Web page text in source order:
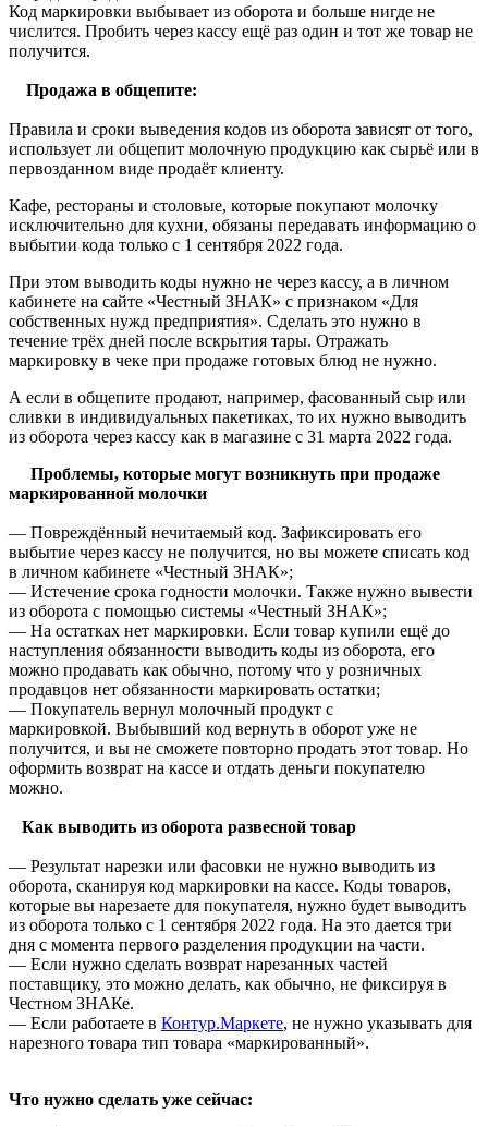
Код маркировки выбывает из оборота и больше нигде не
числится. Пробить через кассу ещё раз один и тот же товар не
получится.
Продажа в общепите:
Правила и сроки выведения кодов из оборота зависят от того,
использует ли общепит молочную продукцию как сырьё или в
первозданном виде продаёт клиенту.
Кафе, рестораны и столовые, которые покупают молочку
исключительно для кухни, обязаны передавать информацию о
выбытии кода только с 1 сентября 2022 года.
При этом выводить коды нужно не через кассу, а в личном
кабинете на сайте «Честный ЗНАК» с признаком «Для
собственных нужд предприятия». Сделать это нужно в
течение трёх дней после вскрытия тары. Отражать
маркировку в чеке при продаже готовых блюд не нужно.
А если в общепите продают, например, фасованный сыр или
сливки в индивидуальных пакетиках, то их нужно выводить
из оборота через кассу как в магазине с 31 марта 2022 года.
Проблемы, которые могут возникнуть при продаже
маркированной молочки
— Повреждённый нечитаемый код. Зафиксировать его
выбытие через кассу не получится, но вы можете списать код
в личном кабинете «Честный ЗНАК»;
— Истечение срока годности молочки. Также нужно вывести
из оборота с помощью системы «Честный ЗНАК»;
— На остатках нет маркировки. Если товар купили ещё до
наступления обязанности выводить коды из оборота, его
можно продавать как обычно, потому что у розничных
продавцов нет обязанности маркировать остатки;
— Покупатель вернул молочный продукт с
маркировкой. Выбывший код вернуть в оборот уже не
получится, и вы не сможете повторно продать этот товар. Но
оформить возврат на кассе и отдать деньги покупателю
можно.
Как выводить из оборота развесной товар
— Результат нарезки или фасовки не нужно выводить из
оборота, сканируя код маркировки на кассе. Коды товаров,
которые вы нарезаете для покупателя, нужно будет выводить
из оборота только с 1 сентября 2022 года. На это дается три
дня с момента первого разделения продукции на части.
— Если нужно сделать возврат нарезанных частей
поставщику, это можно делать, как обычно, не фиксируя в
Честном ЗНАКе.
— Если работаете в Контур.Маркете, не нужно указывать для
нарезного товара тип товара «маркированный».
Что нужно сделать уже сейчас: